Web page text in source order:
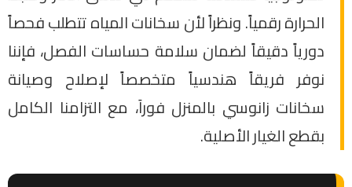
الحرارة رقمياً. ونظراً لأن سخانات المياه تتطلب فحصاً
دورياً دقيقاً لضمان سلامة حساسات الفصل، فإننا
نوفر فريقاً هندسياً متخصصاً لإصلاح وصيانة
سخانات زانوسي بالمنزل فوراَ، مع التزامنا الكامل
بقطع الغيار الأصلية.